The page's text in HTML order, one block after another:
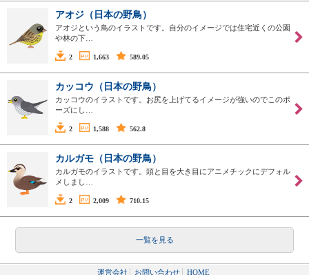
アオジ（日本の野鳥）
アオジという鳥のイラストです。自分のイメージでは住宅近くの公園
や林の下…
2 1,663 589.05
カッコウ（日本の野鳥）
カッコウのイラストです。お尻を上げてるイメージが強いのでこのポ
ーズにし…
2 1,588 562.8
カルガモ（日本の野鳥）
カルガモのイラストです。頭と目を大き目にアニメチックにデフォル
メしまし…
2 2,009 710.15
一覧を見る
運営会社 お問い合わせ HOME